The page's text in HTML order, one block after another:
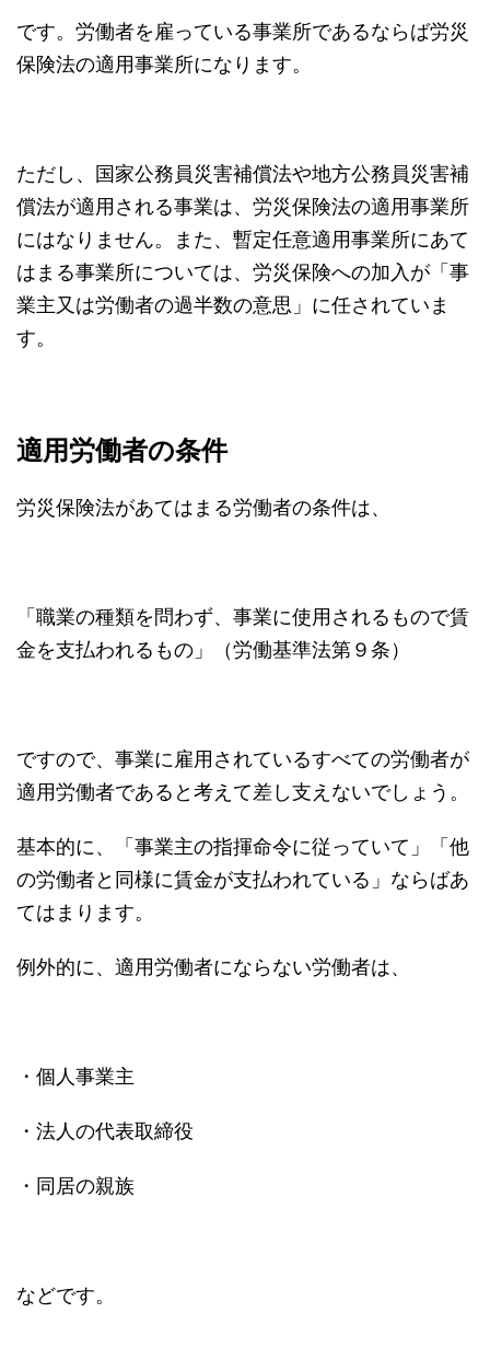
です。労働者を雇っている事業所であるならば労災
保険法の適用事業所になります。
ただし、国家公務員災害補償法や地方公務員災害補
償法が適用される事業は、労災保険法の適用事業所
にはなりません。また、暫定任意適用事業所にあて
はまる事業所については、労災保険への加入が「事
業主又は労働者の過半数の意思」に任されていま
す。
適用労働者の条件
労災保険法があてはまる労働者の条件は、
「職業の種類を問わず、事業に使用されるもので賃
金を支払われるもの」（労働基準法第９条）
ですので、事業に雇用されているすべての労働者が
適用労働者であると考えて差し支えないでしょう。
基本的に、「事業主の指揮命令に従っていて」「他
の労働者と同様に賃金が支払われている」ならばあ
てはまります。
例外的に、適用労働者にならない労働者は、
・個人事業主
・法人の代表取締役
・同居の親族
などです。